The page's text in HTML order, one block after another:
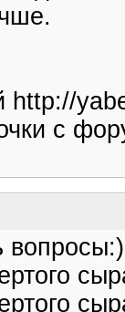
http://
с
вопросы:)